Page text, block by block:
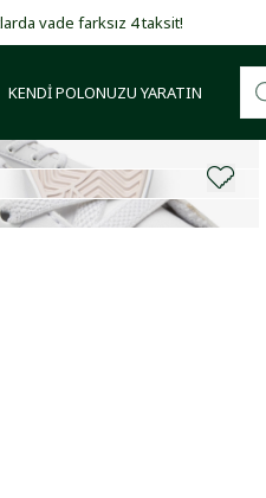
vade farksız 4 taksit!
KENDİ POLONUZU YARATIN